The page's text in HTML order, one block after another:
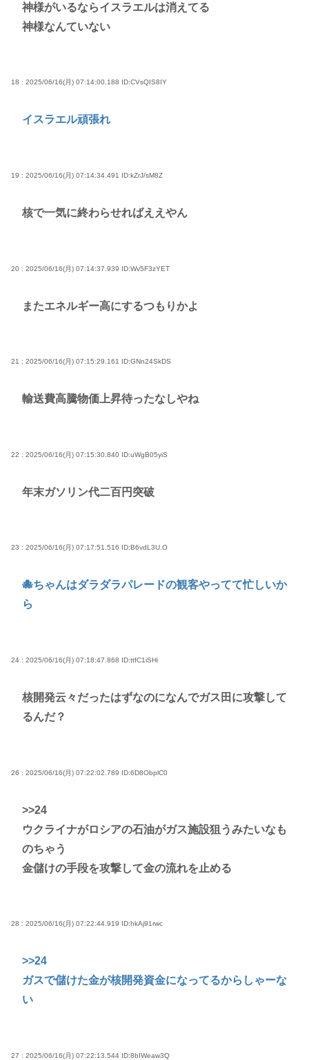
神様がいるならイスラエルは消えてる
神様なんていない
18 : 2025/06/16(月) 07:14:00.188 ID:CVsQIS8IY
イスラエル頑張れ
19 : 2025/06/16(月) 07:14:34.491 ID:kZrJ/sM8Z
核で一気に終わらせればええやん
20 : 2025/06/16(月) 07:14:37.939 ID:Wv5F3zYET
またエネルギー高にするつもりかよ
21 : 2025/06/16(月) 07:15:29.161 ID:GNn24SkDS
輸送費高騰物価上昇待ったなしやね
22 : 2025/06/16(月) 07:15:30.840 ID:uWgB05yiS
年末ガソリン代二百円突破
23 : 2025/06/16(月) 07:17:51.516 ID:B6vdL3U.O
🐙ちゃんはダラダラパレードの観客やってて忙しいか
ら
24 : 2025/06/16(月) 07:18:47.868 ID:ttfC1iSHi
核開発云々だったはずなのになんでガス田に攻撃して
るんだ？
26 : 2025/06/16(月) 07:22:02.789 ID:6D8ObplC0
>>24
ウクライナがロシアの石油がガス施設狙うみたいなも
のちゃう
金儲けの手段を攻撃して金の流れを止める
28 : 2025/06/16(月) 07:22:44.919 ID:hkAj91rwc
>>24
ガスで儲けた金が核開発資金になってるからしゃーな
い
27 : 2025/06/16(月) 07:22:13.544 ID:8bIWeaw3Q